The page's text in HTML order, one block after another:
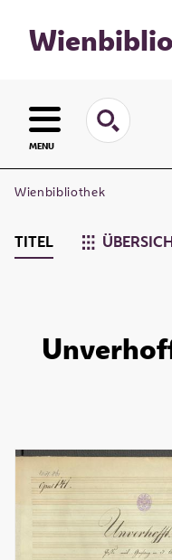
MENU
Wienbibliothek
TITEL